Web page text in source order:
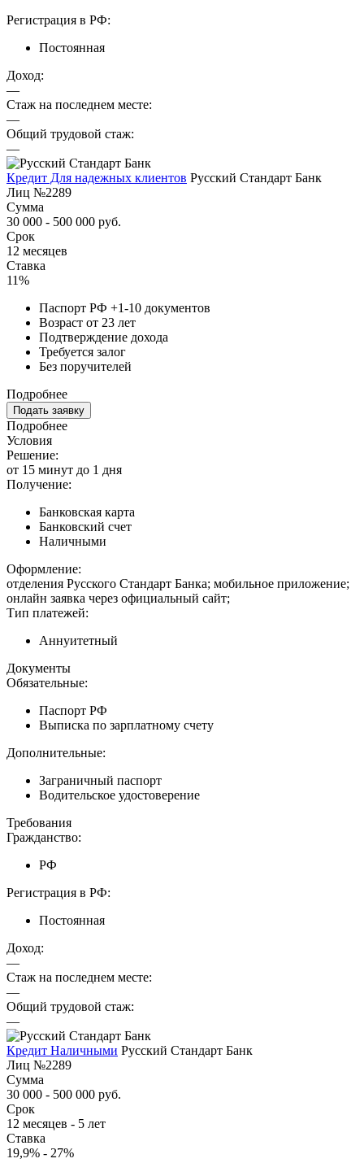
Регистрация в РФ:
Постоянная
Доход:
—
Стаж на последнем месте:
—
Общий трудовой стаж:
—
Кредит Для надежных клиентов Русский Стандарт Банк
Лиц №2289
Сумма
30 000 - 500 000 руб.
Срок
12 месяцев
Ставка
11%
Паспорт РФ +1-10 документов
Возраст от 23 лет
Подтверждение дохода
Требуется залог
Без поручителей
Подробнее
Подать заявку
Подробнее
Условия
Решение:
от 15 минут до 1 дня
Получение:
Банковская карта
Банковский счет
Наличными
Оформление:
отделения Русского Стандарт Банка; мобильное приложение;
онлайн заявка через официальный сайт;
Тип платежей:
Аннуитетный
Документы
Обязательные:
Паспорт РФ
Выписка по зарплатному счету
Дополнительные:
Заграничный паспорт
Водительское удостоверение
Требования
Гражданство:
РФ
Регистрация в РФ:
Постоянная
Доход:
—
Стаж на последнем месте:
—
Общий трудовой стаж:
—
Кредит Наличными Русский Стандарт Банк
Лиц №2289
Сумма
30 000 - 500 000 руб.
Срок
12 месяцев - 5 лет
Ставка
19,9% - 27%